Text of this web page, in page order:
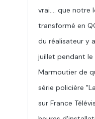
vrai.... que notre
transformé en
du réalisateur y
juillet pendant le
Marmoutier de
série policière
sur France